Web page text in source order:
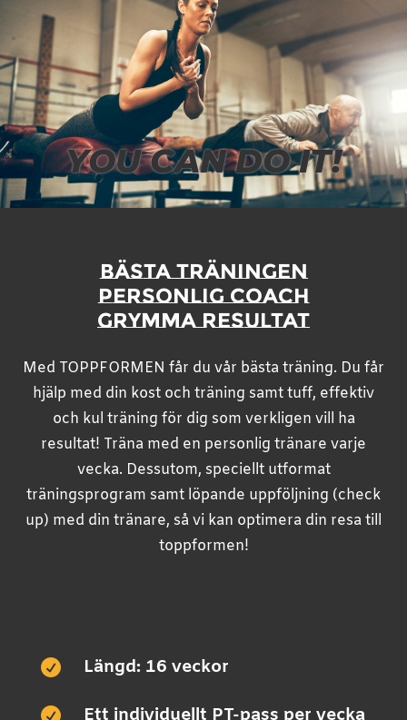
.
YOU CAN DO IT!
BÄSTA TRÄNINGEN
PERSONLIG COACH
GRYMMA RESULTAT
Med TOPPFORMEN får du vår bästa träning. Du får
hjälp med din kost och träning samt tuff, effektiv
och kul träning för dig som verkligen vill ha
resultat! Träna med en personlig tränare varje
vecka. Dessutom, speciellt utformat
träningsprogram samt löpande uppföljning (check
up) med din tränare, så vi kan optimera din resa till
toppformen!
 Längd: 16 veckor
